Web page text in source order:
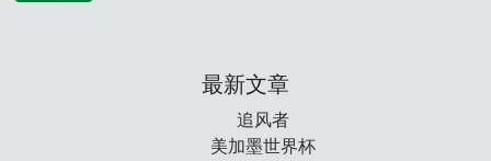
最新文章
追风者
美加墨世界杯